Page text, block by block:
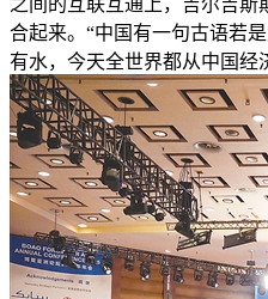
之间的互联互通上，吉尔吉斯
合起来。“中国有一句古语若
有水，今天全世界都从中国经